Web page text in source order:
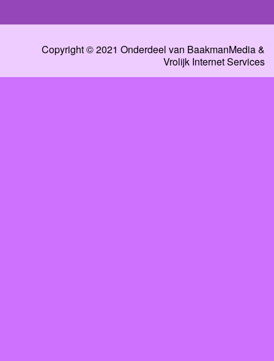
Copyright © 2021 Onderdeel van BaakmanMedia&
Vrolijk Internet Services